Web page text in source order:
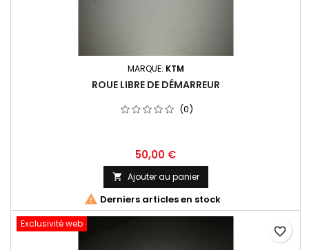
MARQUE: KTM
ROUE LIBRE DE DÉMARREUR
(0)
50,00 €
 Ajouter au panier
 Derniers articles en stock
Exclusivité web
favorite_border